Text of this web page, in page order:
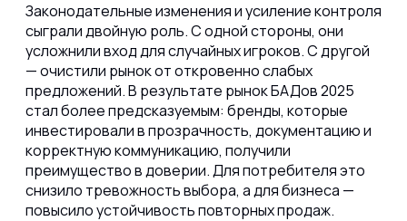
Законодательные изменения и усиление контроля
сыграли двойную роль. С одной стороны, они
усложнили вход для случайных игроков. С другой
— очистили рынок от откровенно слабых
предложений. В результате рынок БАДов 2025
стал более предсказуемым: бренды, которые
инвестировали в прозрачность, документацию и
корректную коммуникацию, получили
преимущество в доверии. Для потребителя это
снизило тревожность выбора, а для бизнеса —
повысило устойчивость повторных продаж.